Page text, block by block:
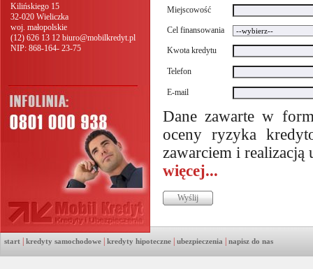
Kilińskiego 15
32-020 Wieliczka
woj. małopolskie
(12) 626 13 12 biuro@mobilkredyt.pl
NIP: 868-164- 23-75
Miejscowość
Cel finansowania
Kwota kredytu
Telefon
E-mail
Dane zawarte w
oceny ryzyka
zawarciem i
więcej...
start kredyty samochodowe kredyty hipoteczne ubezpieczenia napisz do nas